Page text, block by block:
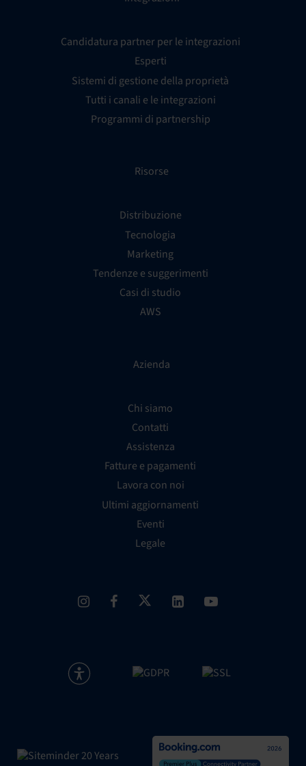
Candidatura partner per le integrazioni
Esperti
Sistemi di gestione della proprietà
Tutti i canali e le integrazioni
Programmi di partnership
Risorse
Distribuzione
Tecnologia
Marketing
Tendenze e suggerimenti
Casi di studio
AWS
Azienda
Chi siamo
Contatti
Assistenza
Fatture e pagamenti
Lavora con noi
Ultimi aggiornamenti
Eventi
Legale